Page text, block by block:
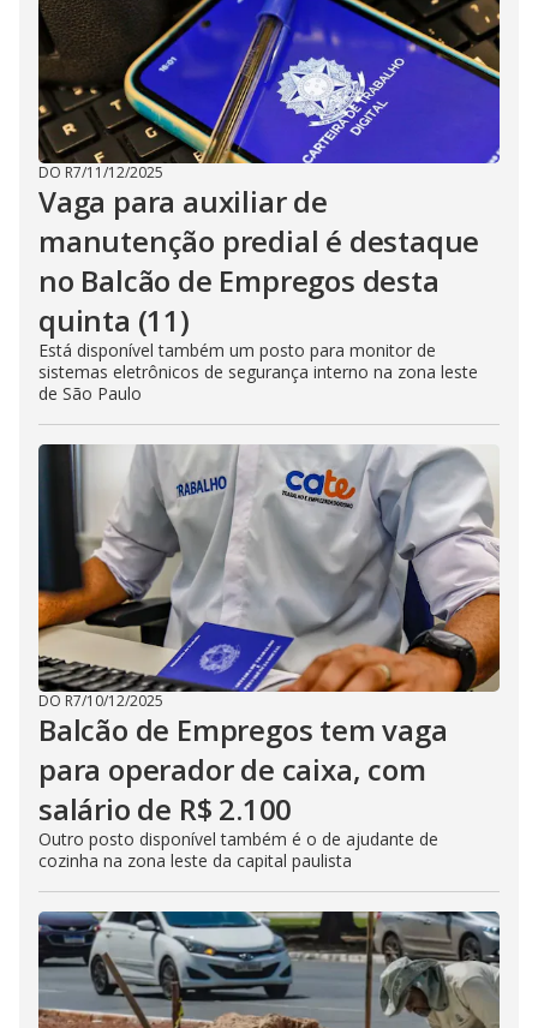
DO R7/11/12/2025
Vaga para auxiliar de
manutenção predial é destaque
no Balcão de Empregos desta
quinta (11)
Está disponível também um posto para monitor de
sistemas eletrônicos de segurança interno na zona leste
de São Paulo
DO R7/10/12/2025
Balcão de Empregos tem vaga
para operador de caixa, com
salário de R$ 2.100
Outro posto disponível também é o de ajudante de
cozinha na zona leste da capital paulista